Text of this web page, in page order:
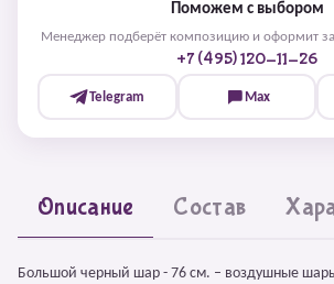
Поможем с выбором
Менеджер подберёт композицию и оформит
+7 (495) 120-11-26
Telegram Max
Описание Состав
Большой черный шар - 76 см. – воздушные